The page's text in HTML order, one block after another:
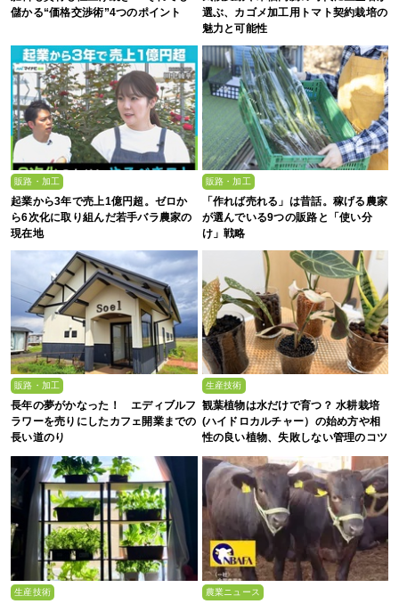
儲かる“価格交渉術”4つのポイント
選ぶ、カゴメ加工用トマト契約栽培の
魅力と可能性
販路・加工
起業から3年で売上1億円超。ゼロか
ら6次化に取り組んだ若手バラ農家の
現在地
販路・加工
「作れば売れる」は昔話。稼げる農家
が選んでいる9つの販路と「使い分
け」戦略
販路・加工
長年の夢がかなった！ エディブルフ
ラワーを売りにしたカフェ開業までの
長い道のり
生産技術
観葉植物は水だけで育つ？ 水耕栽培
(ハイドロカルチャー）の始め方や相
性の良い植物、失敗しない管理のコツ
まで徹底解説
生産技術 農業ニュース